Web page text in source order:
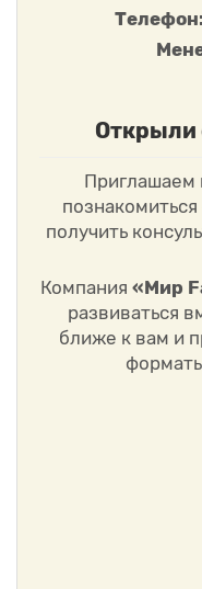
Телефон:
Открыли
Приглашаем
получить
Компания «Мир
развиваться
ближе к вам и